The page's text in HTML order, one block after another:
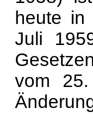
heute
Juli
vom